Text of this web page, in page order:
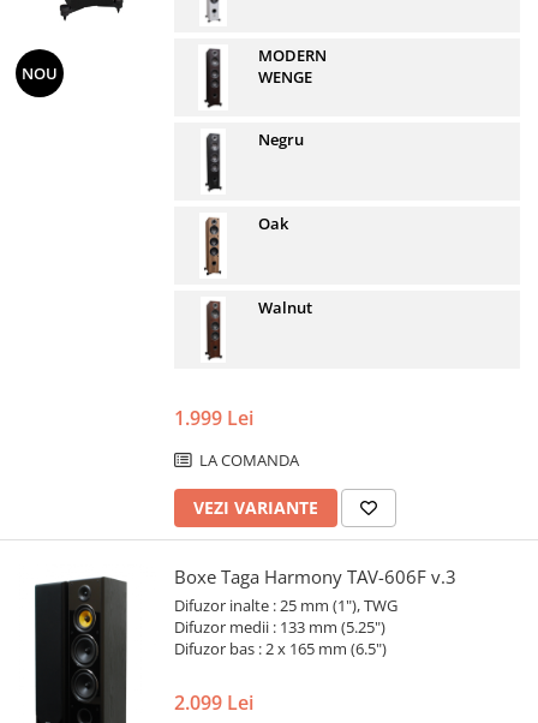
NOU
MODERN
WENGE
Negru
Oak
Walnut
1.999 Lei
LA COMANDA
VEZI VARIANTE
Boxe Taga Harmony TAV-606F v.3
Difuzor inalte : 25 mm (1"), TWG
Difuzor medii : 133 mm (5.25")
Difuzor bas : 2 x 165 mm (6.5")
2.099 Lei